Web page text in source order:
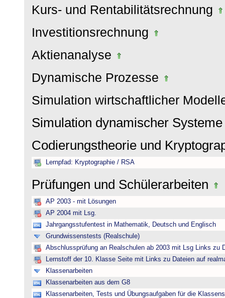
Kurs- und Rentabilitätsrechnung
Investitionsrechnung
Aktienanalyse
Dynamische Prozesse
Simulation wirtschaftlicher
Simulation dynamischer
Codierungstheorie und
Lernpfad: Kryptographie / RSA
Prüfungen und Schülerarbeiten
AP 2003 - mit Lösungen
AP 2004 mit Lsg.
Jahrgangsstufentest in Mathematik, Deutsch und Englisch
Grundwissenstests (Realschule)
Abschlussprüfung an Realschulen ab 2003 mit Lsg Links zu
Lernstoff der 10. Klasse Seite mit Links zu Dateien auf
Klassenarbeiten
Klassenarbeiten aus dem G8
Klassenarbeiten, Tests und Übungsaufgaben für die